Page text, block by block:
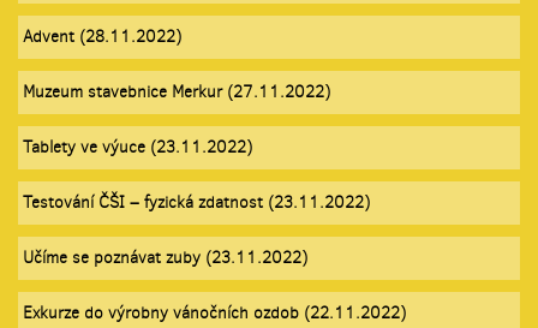
Advent (28.11.2022)
Muzeum stavebnice Merkur (27.11.2022)
Tablety ve výuce (23.11.2022)
Testování ČŠI – fyzická zdatnost (23.11.2022)
Učíme se poznávat zuby (23.11.2022)
Exkurze do výrobny vánočních ozdob (22.11.2022)